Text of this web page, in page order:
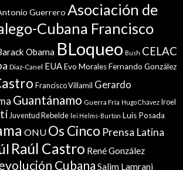
Guerrero Asociación de
Cubana Francisco
Obama BLoqueo Bush CELAC
Diaz-Canel EUAEvo MoralesFernando González
Francisco Villamil Gerardo
Guantánamo Guerra Fría Hugo Chávez Iroel
Juventud Rebelde lei Helms-Burton Luis Posada
ONU Os Cinco Prensa Latina
Raúl Castro René González
Cubana Salim Lamrani